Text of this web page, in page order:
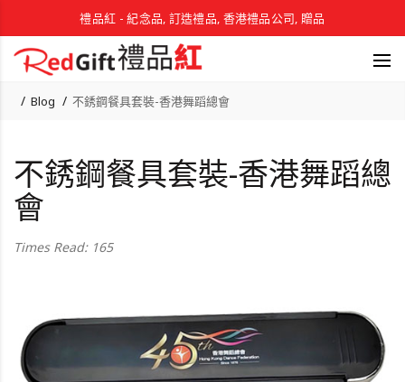
禮品紅 - 紀念品, 訂造禮品, 香港禮品公司, 贈品
Blog 不銹鋼餐具套裝-香港舞蹈總會
不銹鋼餐具套裝-香港舞蹈總
會
Times Read: 165